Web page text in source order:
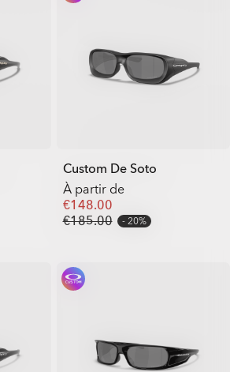
Custom De Soto
À partir de
€148.00
€185.00
20%